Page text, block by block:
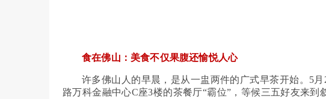
食在佛山：美食不仅果腹还愉悦人心
许多佛山人的早晨，是从一盅两件的广式早茶开始。5
路万科金融中心C座3楼的茶餐厅“霸位”，等候三五好友来